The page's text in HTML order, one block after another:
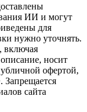
ИИ и могут
для
нужно уточнять.
включая
носит
офертой,
сайта